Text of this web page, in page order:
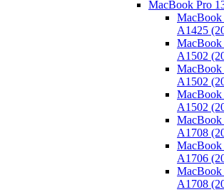
MacBook Pro
MacBook
A1425
MacBook
A1502
MacBook
A1502
MacBook
A1502
MacBook
A1708
MacBook
A1706
MacBook
A1708